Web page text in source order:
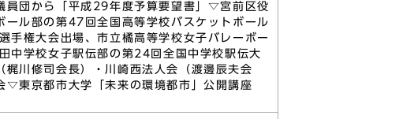
団から「平成29年度予算要望書」▽宮前区役
ル部の第47回全国高等学校バスケットボール
手権大会出場、市立橘高等学校女子バレーボー
中学校女子駅伝部の第24回全国中学校駅伝大
川修司会長）・川崎西法人会（渡邊辰夫会
▽東京都市大学「未来の環境都市」公開講座